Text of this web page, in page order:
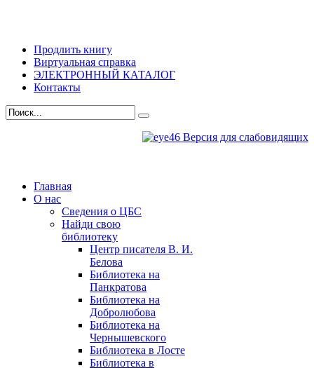
Продлить книгу
Виртуальная справка
ЭЛЕКТРОННЫЙ КАТАЛОГ
Контакты
Версия для слабовидящих
Главная
О нас
Сведения о ЦБС
Найди свою
библиотеку
Центр писателя В. И.
Белова
Библиотека на
Панкратова
Библиотека на
Добролюбова
Библиотека на
Чернышевского
Библиотека в Лосте
Библиотека в